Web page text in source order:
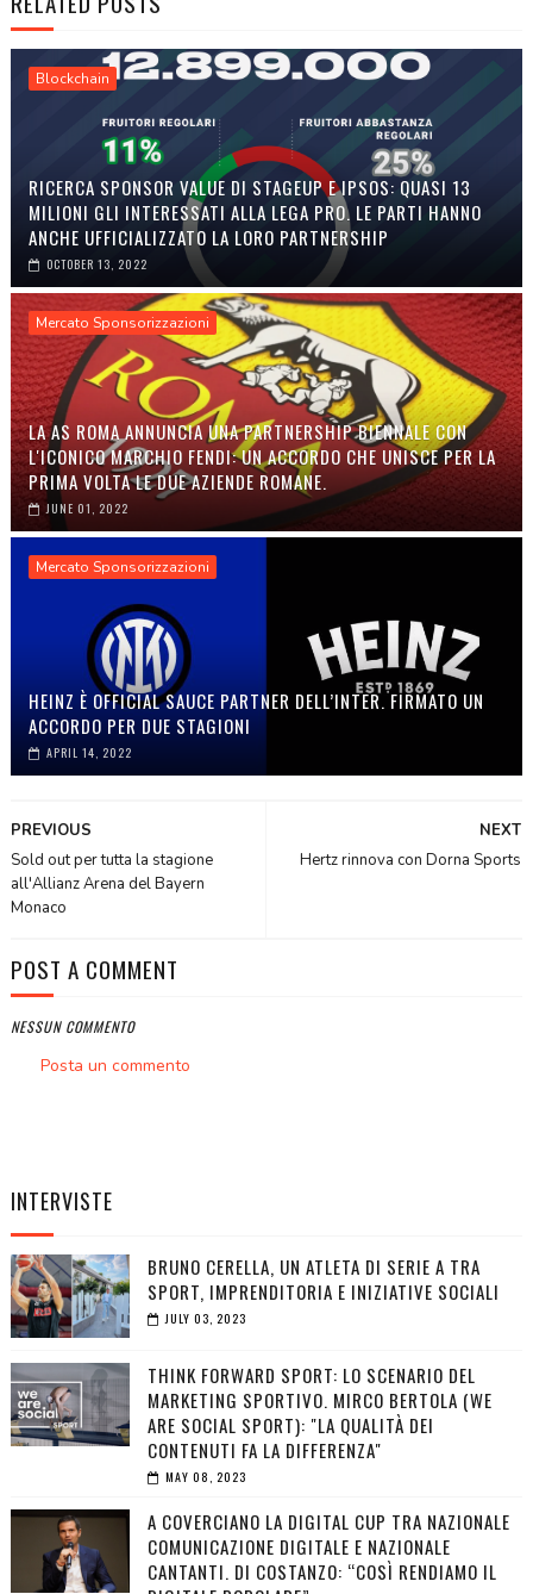
Blockchain
RICERCA SPONSOR VALUE DI STAGEUP E IPSOS: QUASI 13
MILIONI GLI INTERESSATI ALLA LEGA PRO. LE PARTI HANNO
ANCHE UFFICIALIZZATO LA LORO PARTNERSHIP
OCTOBER 13, 2022
Mercato Sponsorizzazioni
LA AS ROMA ANNUNCIA UNA PARTNERSHIP BIENNALE CON
L'ICONICO MARCHIO FENDI: UN ACCORDO CHE UNISCE PER LA
PRIMA VOLTA LE DUE AZIENDE ROMANE.
JUNE 01, 2022
Mercato Sponsorizzazioni
HEINZ È OFFICIAL SAUCE PARTNER DELL’INTER. FIRMATO UN
ACCORDO PER DUE STAGIONI
APRIL 14, 2022
NEXT
Hertz rinnova con Dorna Sports
PREVIOUS
Sold out per tutta la stagione
all'Allianz Arena del Bayern
Monaco
POST A COMMENT
NESSUN COMMENTO
Posta un commento
INTERVISTE
BRUNO CERELLA, UN ATLETA DI SERIE A TRA
SPORT, IMPRENDITORIA E INIZIATIVE SOCIALI
JULY 03, 2023
THINK FORWARD SPORT: LO SCENARIO DEL
MARKETING SPORTIVO. MIRCO BERTOLA (WE
ARE SOCIAL SPORT): "LA QUALITÀ DEI
CONTENUTI FA LA DIFFERENZA"
MAY 08, 2023
A COVERCIANO LA DIGITAL CUP TRA NAZIONALE
COMUNICAZIONE DIGITALE E NAZIONALE
CANTANTI. DI COSTANZO: “COSÌ RENDIAMO IL